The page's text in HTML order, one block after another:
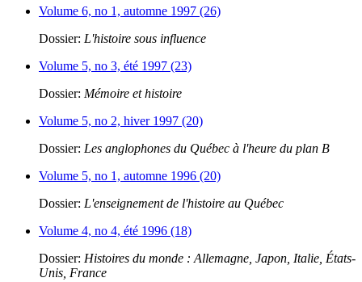
Volume 6, no 1, automne 1997 (26)
Dossier: L'histoire sous influence
Volume 5, no 3, été 1997 (23)
Dossier: Mémoire et histoire
Volume 5, no 2, hiver 1997 (20)
Dossier: Les anglophones du Québec à l'heure du plan B
Volume 5, no 1, automne 1996 (20)
Dossier: L'enseignement de l'histoire au Québec
Volume 4, no 4, été 1996 (18)
Dossier: Histoires du monde : Allemagne, Japon, Italie, États-
Unis, France